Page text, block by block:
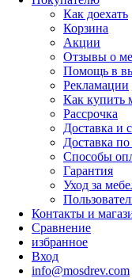
Как доехать
Корзина
Акции
Отзывы о
Помощь в
Рекламации
Как купить
Рассрочка
Доставка и
Доставка
Способы
Гарантия
Уход за
Контакты и
Сравнение
избранное
Вход
info@mosdrev.com